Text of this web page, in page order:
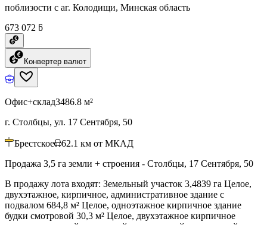
поблизости с аг. Колодищи, Минская область
673 072 ƃ
Конвертер валют
Офис+склад3486.8 м²
г. Столбцы, ул. 17 Сентября, 50
Брестское 62.1 км от МКАД
Продажа 3,5 га земли + строения - Столбцы, 17 Сентября, 50
В продажу лота входят: Земельный участок 3,4839 га Целое,
двухэтажное, кирпичное, административное здание с
подвалом 684,8 м² Целое, одноэтажное кирпичное здание
будки смотровой 30,3 м² Целое, двухэтажное кирпичное